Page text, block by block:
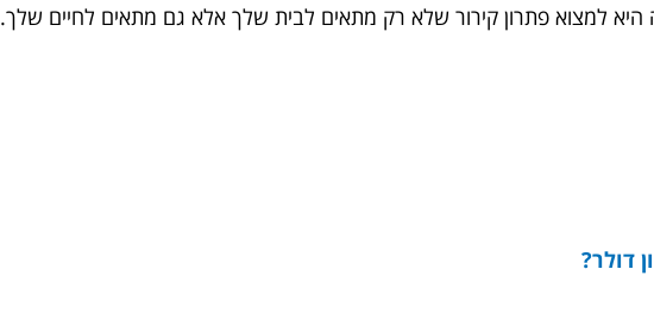
למצוא פתרון קירור שלא רק מתאים לבית שלך אלא גם מתאים לחיים שלך.
דולר?